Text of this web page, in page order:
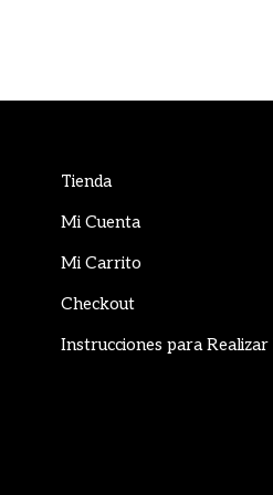
Tienda
Mi Cuenta
Mi Carrito
Checkout
Instrucciones para Realizar